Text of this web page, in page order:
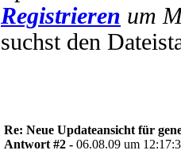
Registrieren um
suchst den
Re: Neue Updateansicht für
Antwort #2 - 06.08.09 um